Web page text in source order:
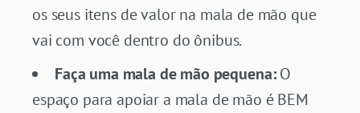
os seus itens de valor na mala de mão que
vai com você dentro do ônibus.
Faça uma mala de mão pequena:O
espaço para apoiar a mala de mão é BEM